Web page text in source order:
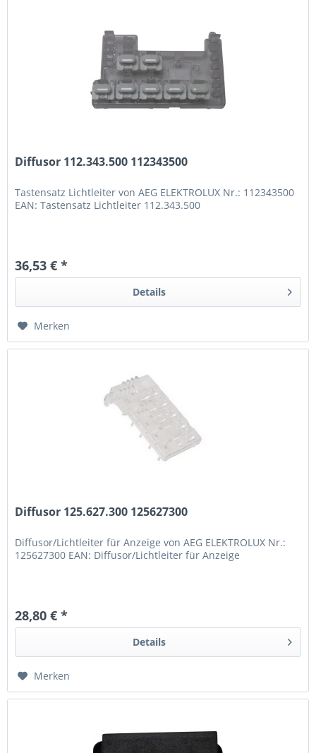
Diffusor 112.343.500 112343500
Tastensatz Lichtleiter von AEG ELEKTROLUX Nr.: 112343500
EAN: Tastensatz Lichtleiter 112.343.500
36,53 € *
Details
Merken
Diffusor 125.627.300 125627300
Diffusor/Lichtleiter für Anzeige von AEG ELEKTROLUX Nr.:
125627300 EAN: Diffusor/Lichtleiter für Anzeige
28,80 € *
Details
Merken